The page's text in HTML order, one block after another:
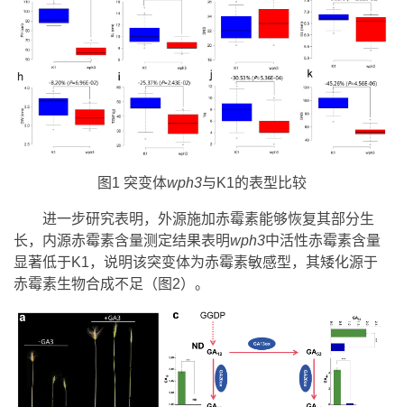
图1 突变体wph3与K1的表型比较
进一步研究表明，外源施加赤霉素能够恢复其部分生
长，内源赤霉素含量测定结果表明wph3中活性赤霉素含量
显著低于K1，说明该突变体为赤霉素敏感型，其矮化源于
赤霉素生物合成不足（图2）。